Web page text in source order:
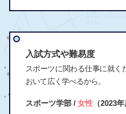
入試方式や難易度
スポーツに関わる仕事に就く
おいて広く学べるから。
スポーツ学部 / 女性（2023年